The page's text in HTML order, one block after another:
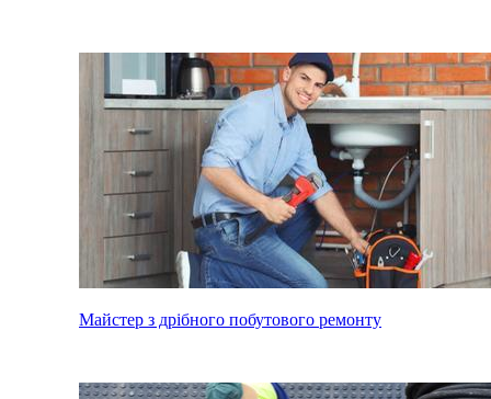
Майстер з дрібного побутового ремонту